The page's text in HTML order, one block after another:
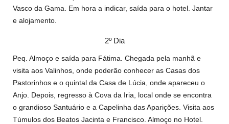
Vasco da Gama. Em hora a indicar, saída para o hotel. Jantar
e alojamento.
2º Dia
Peq. Almoço e saída para Fátima. Chegada pela manhã e
visita aos Valinhos, onde poderão conhecer as Casas dos
Pastorinhos e o quintal da Casa de Lúcia, onde apareceu o
Anjo. Depois, regresso à Cova da Iria, local onde se encontra
o grandioso Santuário e a Capelinha das Aparições. Visita aos
Túmulos dos Beatos Jacinta e Francisco. Almoço no Hotel.